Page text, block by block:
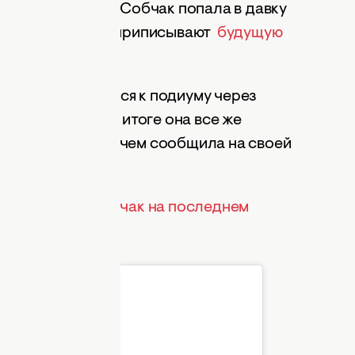
Ксения Собчак попала в давку
которой приписывают будущую
проталкиваться к подиуму через
малыша. Но в итоге она все же
о чем сообщила на своей
Ксения Собчак на последнем